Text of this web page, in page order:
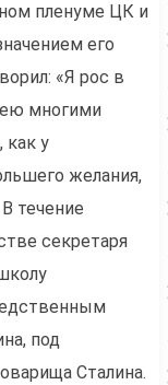
пленуме ЦК и
его
«Я рос в
многими
как у
желания,
течение
секретаря
под
Сталина.